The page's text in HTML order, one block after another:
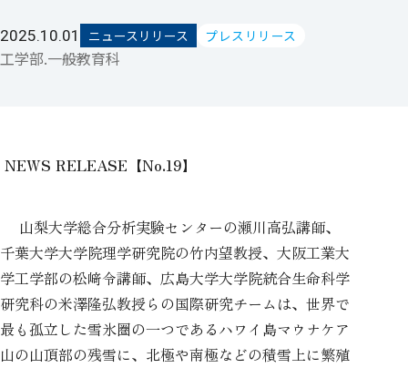
2025.10.01 ニュースリリース プレスリリース
工学部.一般教育科
NEWS RELEASE【No.19】
山梨大学総合分析実験センターの瀬川高弘講師、
千葉大学大学院理学研究院の竹内望教授、大阪工業大
学工学部の松﨑令講師、広島大学大学院統合生命科学
研究科の米澤隆弘教授らの国際研究チームは、世界で
最も孤立した雪氷圏の一つであるハワイ島マウナケア
山の山頂部の残雪に、北極や南極などの積雪上に繁殖